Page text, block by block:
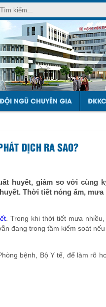
ĐỘI NGŨ CHUYÊN GIA
DỊCH RA SAO?
huyết, giảm so với cùng
Thời tiết nóng ẩm, mưa
. Trong khi thời tiết mưa
đang trong tầm kiểm soát
bệnh, Bộ Y tế, để làm rõ